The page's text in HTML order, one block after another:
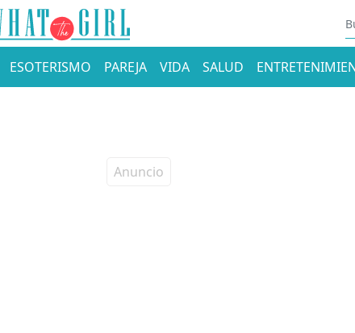
ESOTERISMO PAREJA VIDA SALUD